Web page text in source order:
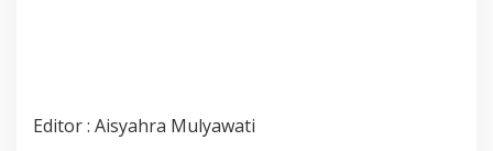
Editor : Aisyahra Mulyawati